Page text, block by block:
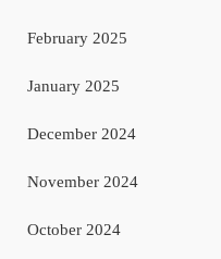
February 2025
January 2025
December 2024
November 2024
October 2024